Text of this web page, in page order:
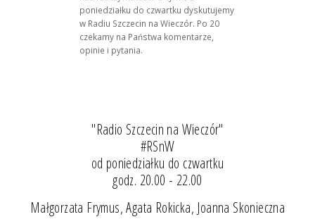
poniedziałku do czwartku dyskutujemy
w Radiu Szczecin na Wieczór. Po 20
czekamy na Państwa komentarze,
opinie i pytania.
"Radio Szczecin na Wieczór"
#RSnW
od poniedziałku do czwartku
godz. 20.00 - 22.00
Małgorzata Frymus, Agata Rokicka, Joanna Skonieczna